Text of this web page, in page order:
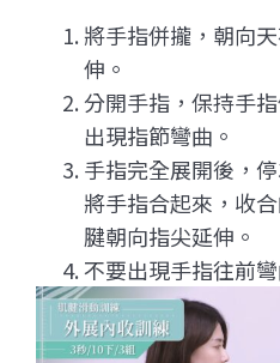
將手指併攏，朝向
伸。
分開手指，保持手
出現指節彎曲。
手指完全展開後，
將手指合起來，收
腱朝向指尖延伸。
不要出現手指往前